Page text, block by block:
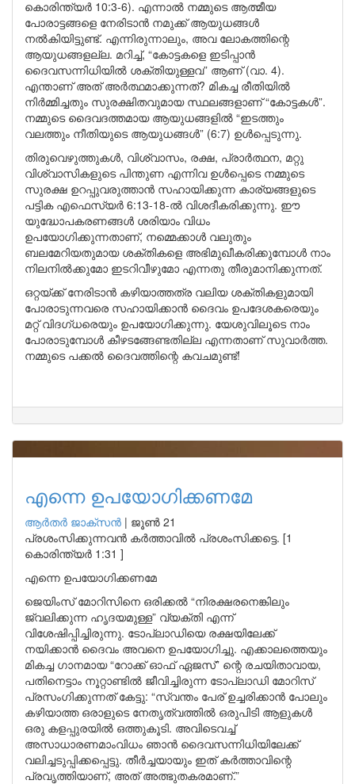
കൊരിന്ത്യർ 10:3-6). എന്നാൽ നമ്മുടെ ആത്മീയ
പോരാട്ടങ്ങളെ നേരിടാൻ നമുക്ക് ആയുധങ്ങൾ
നൽകിയിട്ടുണ്ട്. എന്നിരുന്നാലും, അവ ലോകത്തിന്റെ
ആയുധങ്ങളല്ല. മറിച്ച്, “കോട്ടകളെ ഇടിപ്പാൻ
ദൈവസന്നിധിയിൽ ശക്തിയുള്ളവ” ആണ് (വാ. 4).
എന്താണ് അത് അർത്ഥമാക്കുന്നത്? മികച്ച രീതിയിൽ
നിർമ്മിച്ചതും സുരക്ഷിതവുമായ സ്ഥലങ്ങളാണ് “കോട്ടകൾ”.
നമ്മുടെ ദൈവദത്തമായ ആയുധങ്ങളിൽ “ഇടത്തും
വലത്തും നീതിയുടെ ആയുധങ്ങൾ” (6:7) ഉൾപ്പെടുന്നു.
തിരുവെഴുത്തുകൾ, വിശ്വാസം, രക്ഷ, പ്രാർത്ഥന, മറ്റു
വിശ്വാസികളുടെ പിന്തുണ എന്നിവ ഉൾപ്പെടെ നമ്മുടെ
സുരക്ഷ ഉറപ്പുവരുത്താൻ സഹായിക്കുന്ന കാര്യങ്ങളുടെ
പട്ടിക എഫെസ്യർ 6:13-18-ൽ വിശദീകരിക്കുന്നു. ഈ
യുദ്ധോപകരണങ്ങൾ ശരിയാം വിധം
ഉപയോഗിക്കുന്നതാണ്, നമ്മെക്കാൾ വലുതും
ബലമേറിയതുമായ ശക്തികളെ അഭിമുഖീകരിക്കുമ്പോൾ നാം
നിലനിൽക്കുമോ ഇടറിവീഴുമോ എന്നതു തീരുമാനിക്കുന്നത്.
ഒറ്റയ്ക്ക് നേരിടാൻ കഴിയാത്തത്ര വലിയ ശക്തികളുമായി
പോരാടുന്നവരെ സഹായിക്കാൻ ദൈവം ഉപദേശകരെയും
മറ്റ് വിദഗ്ധരെയും ഉപയോഗിക്കുന്നു. യേശുവിലൂടെ നാം
പോരാടുമ്പോൾ കീഴടങ്ങേണ്ടതില്ല എന്നതാണ് സുവാർത്ത.
നമ്മുടെ പക്കൽ ദൈവത്തിന്റെ കവചമുണ്ട്!
എന്നെ ഉപയോഗിക്കണമേ
ആർതർ ജാക്സൻ | ജൂൺ 21
പ്രശംസിക്കുന്നവൻ കർത്താവിൽ പ്രശംസിക്കട്ടെ. [1
കൊരിന്ത്യർ 1:31 ]
എന്നെ ഉപയോഗിക്കണമേ
ജെയിംസ് മോറിസിനെ ഒരിക്കൽ “നിരക്ഷരനെങ്കിലും
ജ്വലിക്കുന്ന ഹൃദയമുള്ള” വ്യക്തി എന്ന്
വിശേഷിപ്പിച്ചിരുന്നു. ടോപ്ലാഡിയെ രക്ഷയിലേക്ക്
നയിക്കാൻ ദൈവം അവനെ ഉപയോഗിച്ചു. എക്കാലത്തെയും
മികച്ച ഗാനമായ “റോക്ക് ഓഫ് ഏജസ്” ന്റെ രചയിതാവായ,
പതിനെട്ടാം നൂറ്റാണ്ടിൽ ജീവിച്ചിരുന്ന ടോപ്ലാഡി മോറിസ്
പ്രസംഗിക്കുന്നത് കേട്ടു: “സ്വന്തം പേര് ഉച്ചരിക്കാൻ പോലും
കഴിയാത്ത ഒരാളുടെ നേതൃത്വത്തിൽ ഒരുപിടി ആളുകൾ
ഒരു കളപ്പുരയിൽ ഒത്തുകൂടി. അവിടെവച്ച്
അസാധാരണമാംവിധം ഞാൻ ദൈവസന്നിധിയിലേക്ക്
വലിച്ചടുപ്പിക്കപ്പെട്ടു. തീർച്ചയായും ഇത് കർത്താവിന്റെ
പ്രവൃത്തിയാണ്, അത് അത്ഭുതകരമാണ്.”